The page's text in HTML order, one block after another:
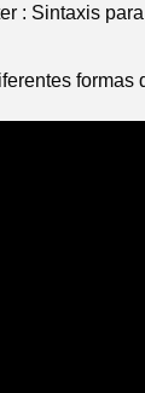
: Sintaxis